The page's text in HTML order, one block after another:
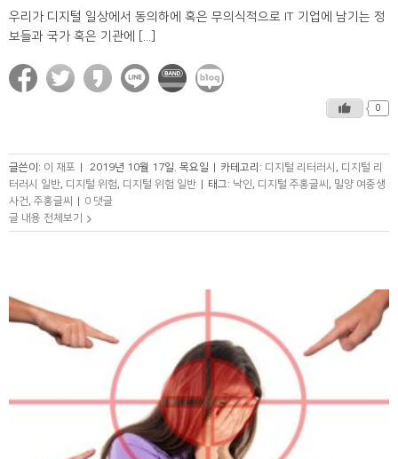
우리가 디지털 일상에서 동의하에 혹은 무의식적으로 IT 기업에 남기는 정
보들과 국가 혹은 기관에 [...]
0
글쓴이: 이 재포 | 2019년 10월 17일. 목요일 | 카테고리: 디지털 리터러시 , 디지털 리
터러시 일반, 디지털 위험, 디지털 위험 일반 | 태그: 낙인, 디지털 주홍글씨 , 밀양 여중생
사건, 주홍글씨 | 0 댓글
글 내용 전체보기